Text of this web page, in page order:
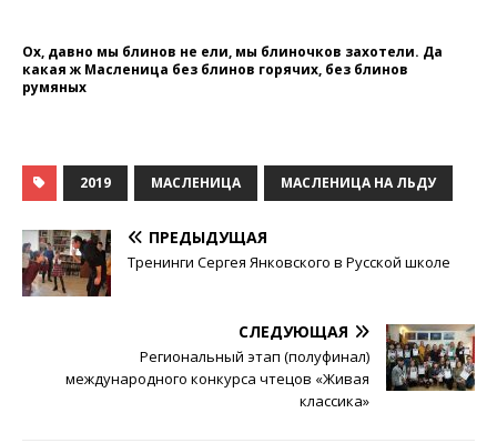
Ох, давно мы блинов не ели, мы блиночков захотели. Да
какая ж Масленица без блинов горячих, без блинов
румяных
2019 МАСЛЕНИЦА МАСЛЕНИЦА НА ЛЬДУ
ПРЕДЫДУЩАЯ
Тренинги Сергея Янковского в Русской школе
СЛЕДУЮЩАЯ
Региональный этап (полуфинал)
международного конкурса чтецов «Живая
классика»